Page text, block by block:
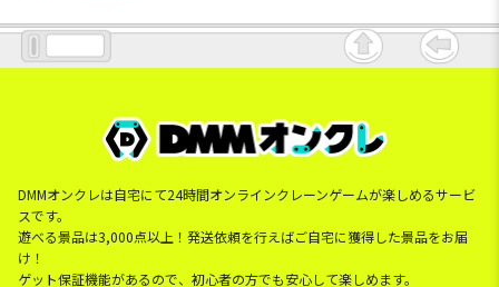
DMMオンクレは自宅にて24時間オンラインクレーンゲームが楽しめるサービ
スです。
遊べる景品は3,000点以上！発送依頼を行えばご自宅に獲得した景品をお届
け！
ゲット保証機能があるので、初心者の方でも安心して楽しめます。